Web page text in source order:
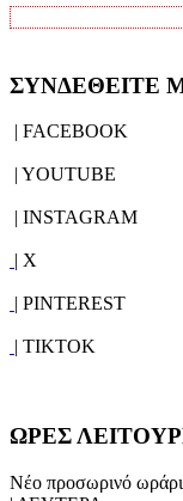
ΣΥΝΔΕΘΕΙΤΕ
| FACEBOOK
| YOUTUBE
| INSTAGRAM
| X
| PINTEREST
| TIKTOK
ΩΡΕΣ
Νέο προσωρινό